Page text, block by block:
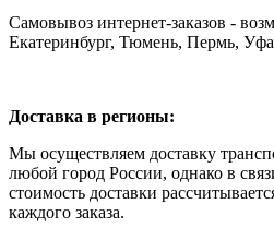
Самовывоз интернет-заказов -
Екатеринбург, Тюмень, Пермь,
Доставка в регионы:
Мы осуществляем доставку
любой город России, однако в
стоимость доставки
каждого заказа.